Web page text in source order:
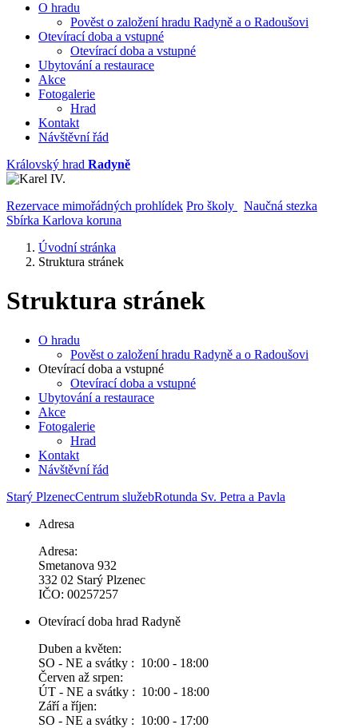
O hradu
Pověst o založení hradu Radyně a o Radoušovi
Otevírací doba a vstupné
Otevírací doba a vstupné
Ubytování a restaurace
Akce
Fotogalerie
Hrad
Kontakt
Návštěvní řád
Královský hrad Radyně
Rezervace mimořádných prohlídek Pro školy
Naučná stezka
Sbírka Karlova koruna
Úvodní stránka
Struktura stránek
Struktura stránek
O hradu
Pověst o založení hradu Radyně a o Radoušovi
Otevírací doba a vstupné
Otevírací doba a vstupné
Ubytování a restaurace
Akce
Fotogalerie
Hrad
Kontakt
Návštěvní řád
Starý PlzenecCentrum služebRotunda Sv. Petra a Pavla
Adresa
Adresa:
Smetanova 932
332 02 Starý Plzenec
IČO: 00257257
Otevírací doba hrad Radyně
Duben a květen:
SO - NE a svátky : 10:00 - 18:00
Červen až srpen:
ÚT - NE a svátky : 10:00 - 18:00
Září a říjen:
SO - NE a svátky : 10:00 - 17:00